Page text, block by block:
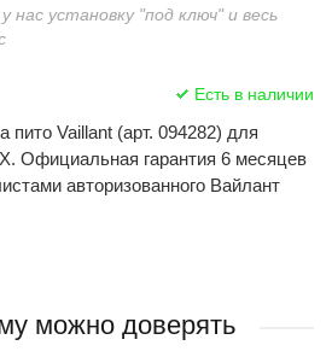
Есть в наличии
пито Vaillant (арт. 094282) для
Официальная гарантия 6 месяцев
авторизованного Вайлант
установку "под ключ" и весь
можно доверять